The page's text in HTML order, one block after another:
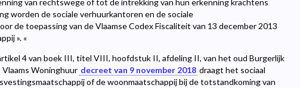
van rechtswege of tot de intrekking van hun erkenning krachtens
worden de sociale verhuurkantoren en de sociale
de toepassing van de Vlaamse Codex Fiscaliteit van 13 december 2013
». «
4 van boek III, titel VIII, hoofdstuk II, afdeling II, van het oud Burgerlijk
Woninghuur decreet van 9 november 2018 draagt het sociaal
of de woonmaatschappij bij de totstandkoming van